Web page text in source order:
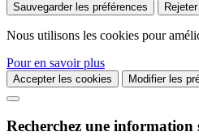
Sauvegarder les préférences
Nous utilisons les cookies pour
Pour en savoir plus
Accepter les cookies Modifier les
Recherchez une information